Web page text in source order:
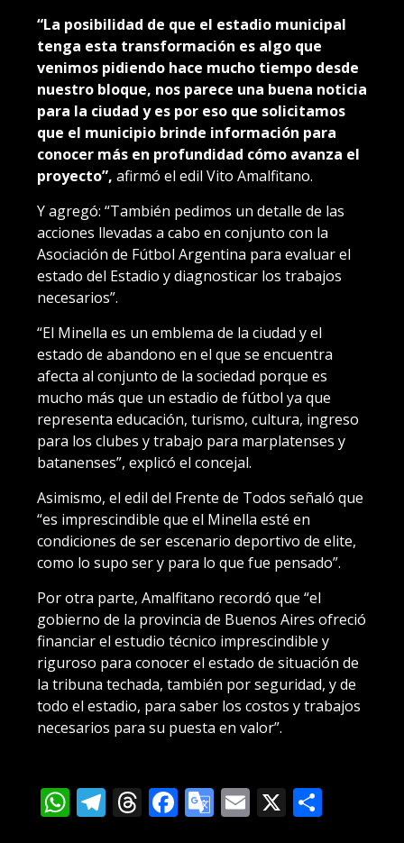
“La posibilidad de que el estadio municipal
tenga esta transformación es algo que
venimos pidiendo hace mucho tiempo desde
nuestro bloque, nos parece una buena noticia
para la ciudad y es por eso que solicitamos
que el municipio brinde información para
conocer más en profundidad cómo avanza el
proyecto”, afirmó el edil Vito Amalfitano.
Y agregó: “También pedimos un detalle de las
acciones llevadas a cabo en conjunto con la
Asociación de Fútbol Argentina para evaluar el
estado del Estadio y diagnosticar los trabajos
necesarios”.
“El Minella es un emblema de la ciudad y el
estado de abandono en el que se encuentra
afecta al conjunto de la sociedad porque es
mucho más que un estadio de fútbol ya que
representa educación, turismo, cultura, ingreso
para los clubes y trabajo para marplatenses y
batanenses”, explicó el concejal.
Asimismo, el edil del Frente de Todos señaló que
“es imprescindible que el Minella esté en
condiciones de ser escenario deportivo de elite,
como lo supo ser y para lo que fue pensado”.
Por otra parte, Amalfitano recordó que “el
gobierno de la provincia de Buenos Aires ofreció
financiar el estudio técnico imprescindible y
riguroso para conocer el estado de situación de
la tribuna techada, también por seguridad, y de
todo el estadio, para saber los costos y trabajos
necesarios para su puesta en valor”.
WhatsApp
Telegram
Threads
Facebook
Google
Email
X